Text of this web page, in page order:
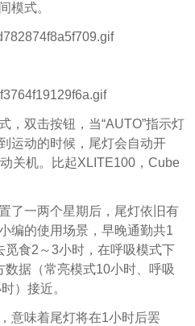
模式。
，双击按钮，当“AUTO”指示灯
运动的时候，尾灯会自动开
关机。比起XLITE100，Cube
了一两个星期后，尾灯依旧有
编的使用场景，早晚通勤共1
食2～3小时，在呼吸模式下
据（常亮模式10小时、呼吸
）接近。
意味着尾灯将在1小时后罢